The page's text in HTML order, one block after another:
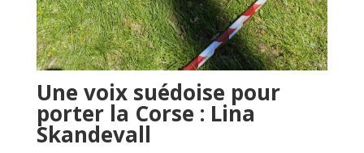
Une voix suédoise pour
porter la Corse : Lina
Skandevall